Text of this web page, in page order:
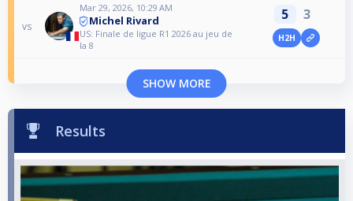
vs
Mar 29, 2026, 10:29 AM
Michel Rivard
US: Finale de ligue R1 2026 au jeu de
la 8
5 3
H2H
SHOW MORE
Results